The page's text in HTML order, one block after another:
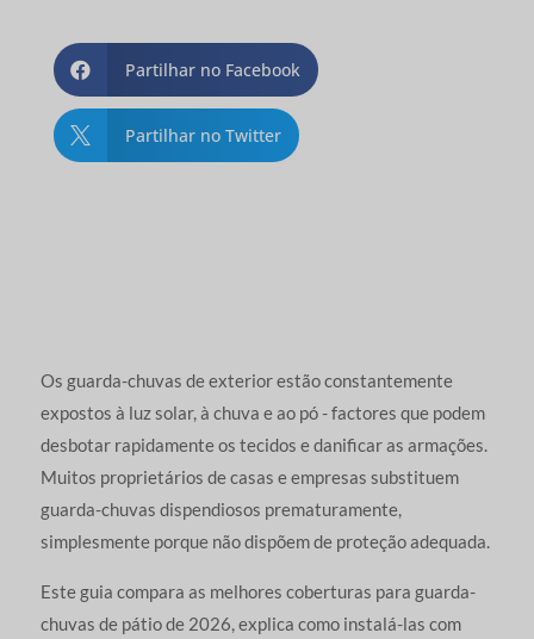
 Partilhar no Facebook
 Partilhar no Twitter
Os guarda-chuvas de exterior estão constantemente
expostos à luz solar, à chuva e ao pó - factores que podem
desbotar rapidamente os tecidos e danificar as armações.
Muitos proprietários de casas e empresas substituem
guarda-chuvas dispendiosos prematuramente,
simplesmente porque não dispõem de proteção adequada.
Este guia compara as melhores coberturas para guarda-
chuvas de pátio de 2026, explica como instalá-las com